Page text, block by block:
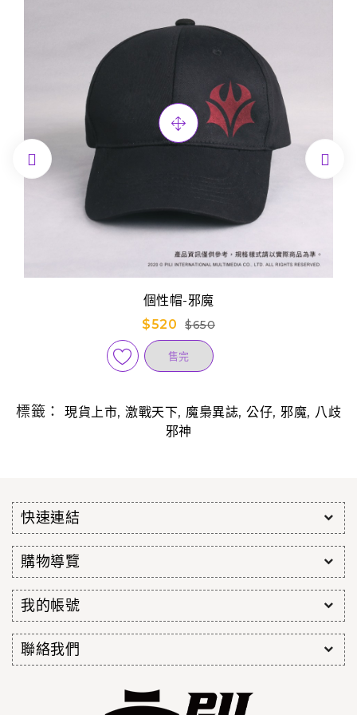
個性帽-邪魔
$520
$650
售完
 
標籤： 現貨上市, 激戰天下, 魔梟異誌, 公仔, 邪魔, 八歧
邪神
快速連結
購物導覽
我的帳號
聯絡我們